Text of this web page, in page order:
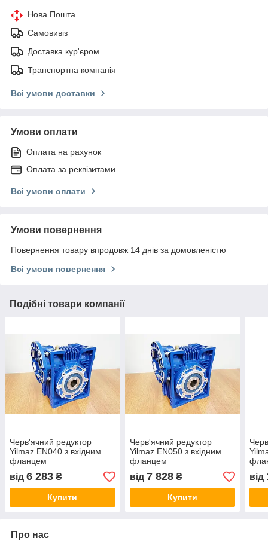
Нова Пошта
Самовивіз
Доставка кур'єром
Транспортна компанія
Всі умови доставки
Умови оплати
Оплата на рахунок
Оплата за реквізитами
Всі умови оплати
Умови повернення
Повернення товару впродовж 14 днів за домовленістю
Всі умови повернення
Подібні товари компанії
Черв'ячний редуктор
Yilmaz EN040 з вхідним
фланцем
від 6 283 ₴
Купити
Черв'ячний редуктор
Yilmaz EN050 з вхідним
фланцем
від 7 828₴
Купити
від
Про нас